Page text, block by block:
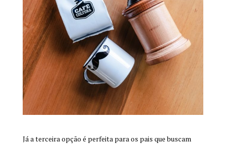
Já a terceira opção é perfeita para os pais que buscam